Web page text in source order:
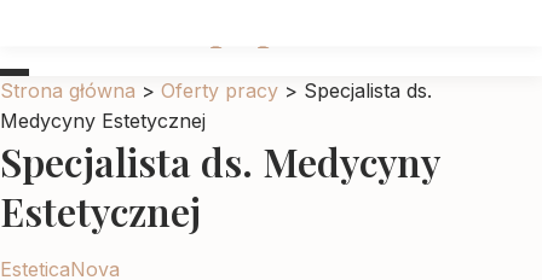
Strona główna > Oferty pracy > Specjalista ds.
Medycyny Estetycznej
Specjalista ds. Medycyny
Estetycznej
EsteticaNova